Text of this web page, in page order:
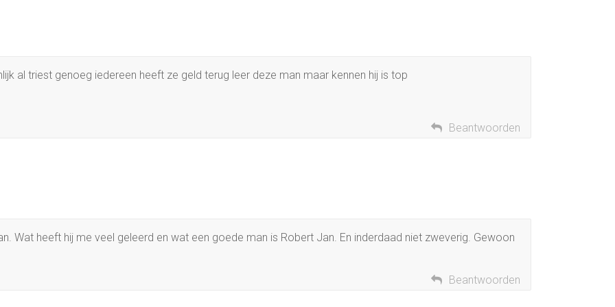
al triest genoeg iedereen heeft ze geld terug leer deze man maar kennen hij is top
Beantwoorden
Wat heeft hij me veel geleerd en wat een goede man is Robert Jan. En inderdaad niet zweverig. Gewoon
Beantwoorden